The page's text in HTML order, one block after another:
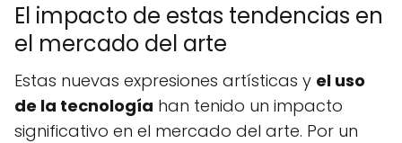
El impacto de estas tendencias en
el mercado del arte
Estas nuevas expresiones artísticas y el uso
de la tecnología han tenido un impacto
significativo en el mercado del arte. Por un